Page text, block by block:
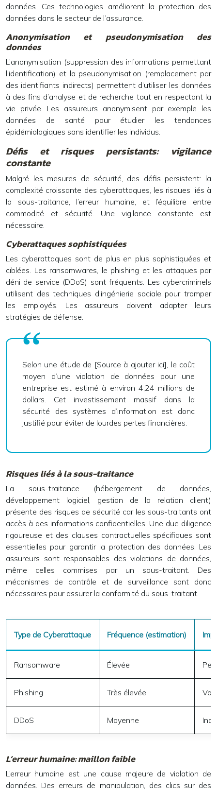
données. Ces technologies améliorent la protection des
données dans le secteur de l’assurance.
Anonymisation et pseudonymisation des
données
L’anonymisation (suppression des informations permettant
l’identification) et la pseudonymisation (remplacement par
des identifiants indirects) permettent d’utiliser les données
à des fins d’analyse et de recherche tout en respectant la
vie privée. Les assureurs anonymisent par exemple les
données de santé pour étudier les tendances
épidémiologiques sans identifier les individus.
Défis et risques persistants: vigilance
constante
Malgré les mesures de sécurité, des défis persistent: la
complexité croissante des cyberattaques, les risques liés à
la sous-traitance, l’erreur humaine, et l’équilibre entre
commodité et sécurité. Une vigilance constante est
nécessaire.
Cyberattaques sophistiquées
Les cyberattaques sont de plus en plus sophistiquées et
ciblées. Les ransomwares, le phishing et les attaques par
déni de service (DDoS) sont fréquents. Les cybercriminels
utilisent des techniques d’ingénierie sociale pour tromper
les employés. Les assureurs doivent adapter leurs
stratégies de défense.
Selon une étude de [Source à ajouter ici], le coût
moyen d’une violation de données pour une
entreprise est estimé à environ 4,24 millions de
dollars. Cet investissement massif dans la
sécurité des systèmes d’information est donc
justifié pour éviter de lourdes pertes financières.
Risques liés à la sous-traitance
La sous-traitance (hébergement de données,
développement logiciel, gestion de la relation client)
présente des risques de sécurité car les sous-traitants ont
accès à des informations confidentielles. Une due diligence
rigoureuse et des clauses contractuelles spécifiques sont
essentielles pour garantir la protection des données. Les
assureurs sont responsables des violations de données,
même celles commises par un sous-traitant. Des
mécanismes de contrôle et de surveillance sont donc
nécessaires pour assurer la conformité du sous-traitant.
Type de Cyberattaque Fréquence (estimation)
Ransomware Élevée
Phishing Très élevée Vol
DDoS Moyenne
L’erreur humaine: maillon faible
L’erreur humaine est une cause majeure de violation de
données. Des erreurs de manipulation, des clics sur des